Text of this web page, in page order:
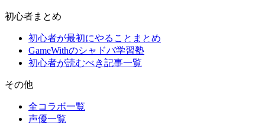
初心者まとめ
初心者が最初にやることまとめ
GameWithのシャドバ学習塾
初心者が読むべき記事一覧
その他
全コラボ一覧
声優一覧